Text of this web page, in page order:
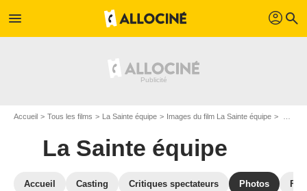
menu profil search
Accueil Tous les films La Sainte équipe Images du film La Sainte équipe
La Sainte équipe
Accueil Casting Critiques spectateurs Photos